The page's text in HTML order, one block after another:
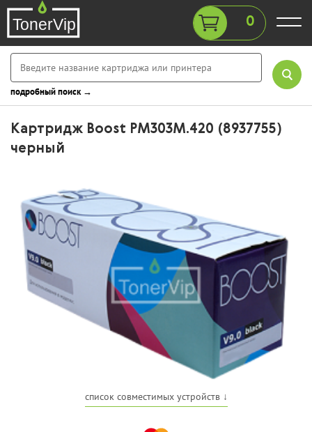
0
подробный поиск →
Картридж Boost PM303M.420 (8937755)
черный
список совместимых устройств ↓